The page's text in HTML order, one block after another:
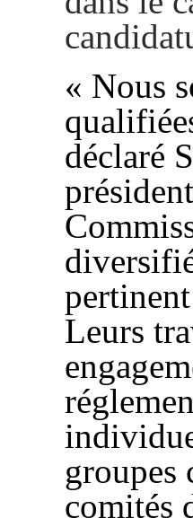
« Nous
déclaré
Leurs
groupes
comités